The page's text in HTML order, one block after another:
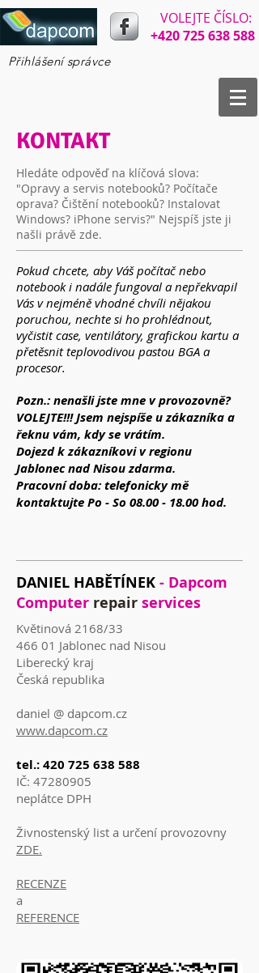
VOLEJTE ČÍSLO:​​
+420 725 638 588
Přihlášení správce
KONTAKT
Hledáte odpověď na klíčová slova:
"Opravy a servis notebooků? Počítače
oprava? Čištění notebooků? Instalovat
Windows? iPhone servis?" Nejspíš jste ji
našli právě zde.
Pokud chcete, aby Váš počítač nebo
notebook i nadále fungoval a nepřekvapil
Vás v nejméně vhodné chvíli nějakou
poruchou, nechte si ho prohlédnout,
vyčistit case, ventilátory, grafickou kartu a
přetěsnit teplovodivou pastou BGA a
procesor.
Pozn.: nenašli jste mne v provozovně?
VOLEJTE!!! Jsem nejspíše u zákazníka a
řeknu vám, kdy se vrátím.
Dojezd k zákazníkovi v regionu
Jablonec nad Nisou zdarma.
Pracovní doba: telefonicky mě
kontaktujte Po - So 08.00 - 18.00hod.
DANIEL HABĚTÍNEK - Dapcom
Computer repair services
Květinová 2168/33
466 01 Jablonec nad Nisou
Liberecký kraj
Česká republika
daniel @ dapcom.cz
www.dapcom.cz
tel.:420 725 638 588
IČ: 47280905
neplátce DPH
Živnostenský list a určení provozovny
ZDE.
RECENZE
a
REFERENCE